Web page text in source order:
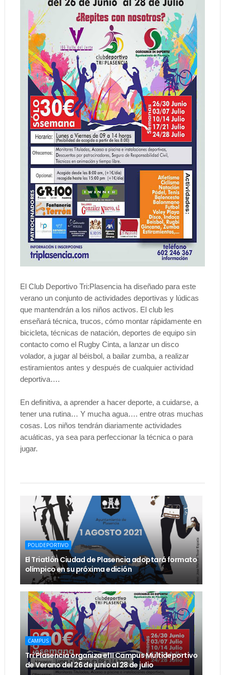
El Club Deportivo Tri:Plasencia ha diseñado para este
verano un conjunto de actividades deportivas y lúdicas
que mantendrán a los niños activos. El club les
enseñará técnica, trucos, cómo montar rápidamente en
bicicleta, técnicas de natación, deportes de equipo sin
contacto como el Rugby Cinta, a lanzar un disco
volador, a jugar al béisbol, a bailar zumba, a realizar
estiramientos antes y después de cualquier actividad
deportiva….
En definitiva, a aprender a hacer deporte, a cuidarse, a
tener una rutina… Y mucha agua…. entre otras muchas
cosas. Los niños tendrán diariamente actividades
acuáticas, ya sea para perfeccionar la técnica o para
jugar.
POLIDEPORTIVO
El Triatlón Ciudad de Plasencia adoptará formato
olímpico en su próxima edición
CAMPUS
Tri:Plasencia organiza el II Campus Multideportivo
de Verano del 26 de junio al 28 de julio